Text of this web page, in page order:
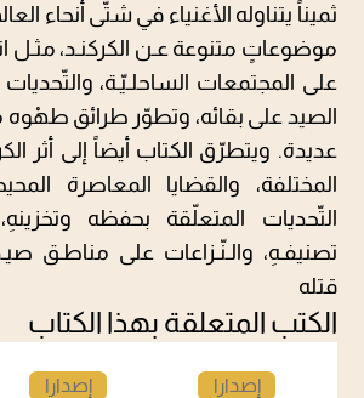
ثميناً يتناوله الأغنياء في شتّى أنحاء
موضوعاتٍ متنوعة عـن الكركنـد، مثـل
على المجتمعات الساحلـيّـة،
الصيد على بقائه، وتطوّر طرائق
عديدة. ويتطرّق الكتاب أيضاً إلى أثر
المختلفة، والقضايا المعاصرة
التّحديات المتعلّقة بحفظه
تصنيفـهِ، والـنّـزاعات على مناطـق
قتله
الكتب المتعلقة بهذا الكتاب
إصدارا
إصدارا